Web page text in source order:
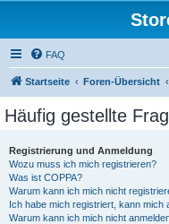
FAQ
Startseite Foren-Übersicht
Häufig gestellte
Registrierung und Anmeldung
Wozu muss ich mich registrieren?
Was ist COPPA?
Warum kann ich mich nicht
Ich habe mich registriert, kann mich
Warum kann ich mich nicht